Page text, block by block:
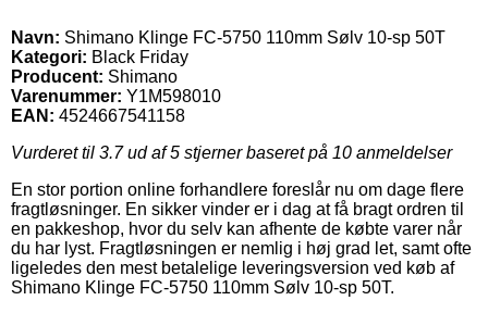
Navn: Shimano Klinge FC-5750 110mm Sølv 10-sp 50T
Kategori: Black Friday
Producent: Shimano
Varenummer: Y1M598010
EAN: 4524667541158
Vurderet til 3.7ud af 5 stjerner baseret på 10 anmeldelser
En stor portion online forhandlere foreslår nu om dage flere
fragtløsninger. En sikker vinder er i dag at få bragt ordren til
en pakkeshop, hvor du selv kan afhente de købte varer når
du har lyst. Fragtløsningen er nemlig i høj grad let, samt ofte
ligeledes den mest betalelige leveringsversion ved køb af
Shimano Klinge FC-5750 110mm Sølv 10-sp 50T.